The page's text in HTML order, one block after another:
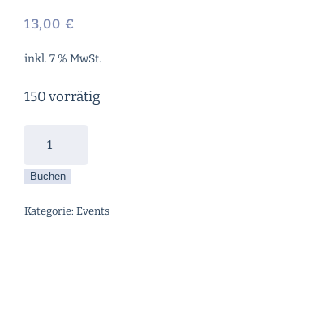
13,00 €
inkl. 7 % MwSt.
150 vorrätig
Hardrock
Metal
Buchen
Kategorie: Events